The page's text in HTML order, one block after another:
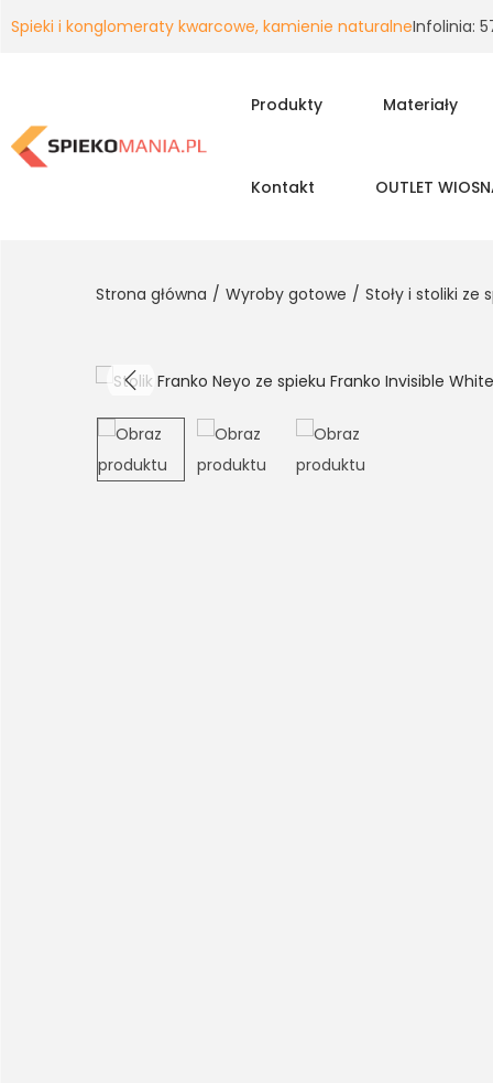
Spieki i konglomeraty kwarcowe, kamienie naturalneInfolinia:
Produkty Materiały
Kontakt OUTLET
Strona główna / Wyroby gotowe / Stoły i stoliki ze